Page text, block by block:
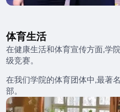
体育生活
在健康生活和体育宣传方面,学
级竞赛。
在我们学院的体育团体中,最著
部。